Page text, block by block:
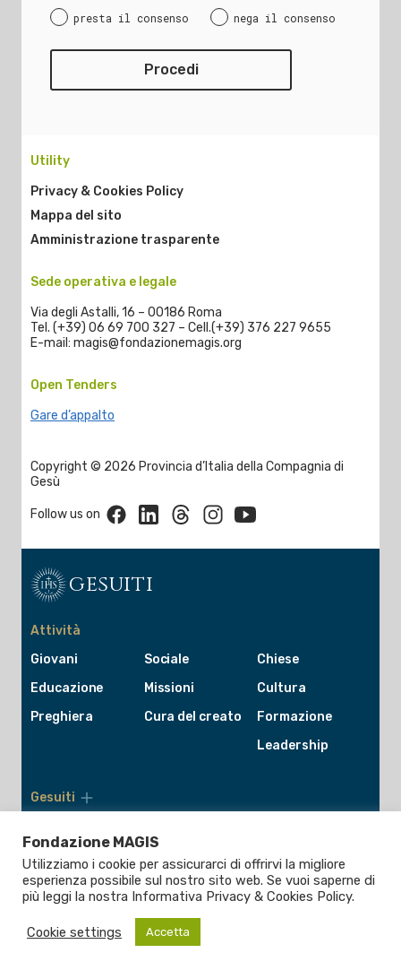
presta il consenso nega il consenso
Utility
Privacy & Cookies Policy
Mappa del sito
Amministrazione trasparente
Sede operativa e legale
Via degli Astalli, 16 – 00186 Roma
Tel. (+39) 06 69 700 327 – Cell.(+39) 376 227 9655
E-mail: magis@fondazionemagis.org
Open Tenders
Gare d’appalto
Copyright © 2026 Provincia d’Italia della Compagnia di
Gesù
Follow us on FacebookLinkedinThreadsInstagramYoutube
gesuiti
Attività
Giovani
Educazione
Preghiera
Sociale
Missioni
Cura del creato
Chiese
Cultura
Formazione
Leadership
Gesuiti
Menù
navigazione
del
footer
Compagnia di Gesù
CEP - Conferenza delle Province Europee
Albania
Italia Malta
Fondazione MAGIS
Utilizziamo i cookie per assicurarci di offrirvi la migliore
esperienza possibile sul nostro sito web. Se vuoi saperne di
più leggi la nostra Informativa Privacy & Cookies Policy.
Cookie settings Accetta